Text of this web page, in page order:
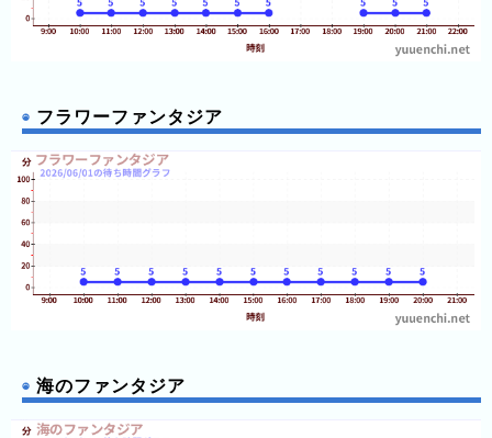
さ
が
プ
ジ
レ
浅
草
フラワーファンタジア
海のファンタジア